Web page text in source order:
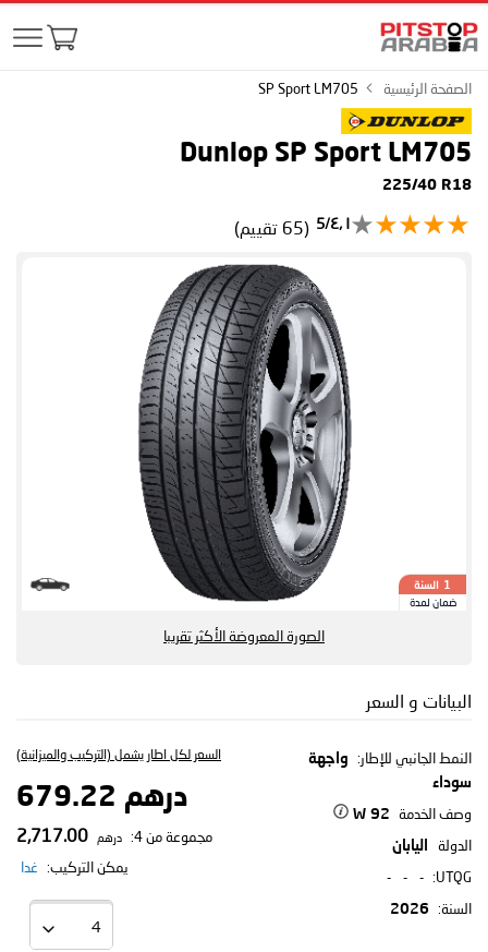
الصفحة الرئيسية SP Sport LM705
Dunlop SP Sport LM705
225/40 R18
٤٫١/5 (65 تقييم)
1 السنة
ضمان لمدة
الصورة المعروضة الأكثر تقريبا
البيانات و السعر
النمط الجانبي للإطار:
واجهة
سوداء
وصف الخدمة 92 W
الدولة اليابان
UTQG:
-
-
-
السنة:
2026
السعر لكل اطار يشمل (التركيب والميزانية)
درهم 679.22
مجموعة من 4: درهم
يمكن التركيب: غدا